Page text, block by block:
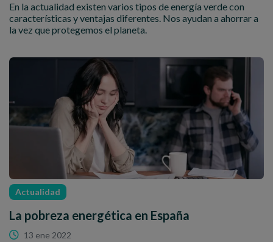
En la actualidad existen varios tipos de energía verde con
características y ventajas diferentes. Nos ayudan a ahorrar a
la vez que protegemos el planeta.
Actualidad
La pobreza energética en España
13 ene 2022